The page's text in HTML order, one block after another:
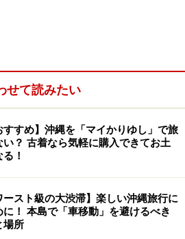
移動に車を使っている人が多い
、急に降ったら雨宿り。多少の雨
らいの感覚でしょう。また、海
あり、傘が役に立たないことも
縄で雨に降られるのが気になる
レインコートを持参するほうが
せて読みたい
すすめ】沖縄を「マイかりゆし」で旅
い？ 古着なら気軽に購入できてお土
！
ースト級の大渋滞】楽しい沖縄旅行に
に！ 本島で「車移動」を避けるべき
場所